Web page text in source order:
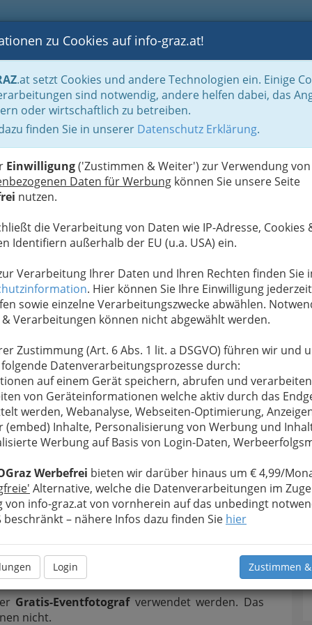
BLOGS FOTOS GASTRONOMIE BRANCHEN
zu Cookies auf info-graz.at!
.at setzt Cookies und andere Technologien ein. Einige
sind notwendig, andere helfen dabei, das
oder wirtschaftlich zu betreiben.
finden Sie in unserer Datenschutz Erklärung.
Einwilligung('Zustimmen & Weiter') zur Verwendung von
Daten für Werbung können Sie unsere Seite
nutzen.
die Verarbeitung von Daten wie IP-Adresse, Cookies
Identifiern außerhalb der EU (u.a. USA) ein.
Verarbeitung Ihrer Daten und Ihren Rechten finden Sie
. Hier können Sie Ihre Einwilligung jederzeit
sowie einzelne Verarbeitungszwecke abwählen.
& Verarbeitungen können nicht abgewählt werden.
Zustimmung (Art. 6 Abs. 1 lit. a DSGVO) führen wir und
Datenverarbeitungsprozesse durch:
auf einem Gerät speichern, abrufen und
von Geräteinformationen welche aktiv durch das
werden, Webanalyse, Webseiten-Optimierung,
(embed) Inhalte, Personalisierung von Werbung und
Werbung auf Basis von Login-Daten,
Werbefrei bieten wir darüber hinaus um € 4,99/
Alternative, welche die Datenverarbeitungen im
von info-graz.at von vornherein auf das unbedingt
beschränkt – nähere Infos dazu finden Sie hier
Login Zustimmen
Veranstaltungen & Events?
gratis drucken
Siein allen Bereichen der Foto-Alben
Festival oder Kindertheater. Graz bietet viel
für Eventfotografie. Wir sindbei den besten
für Sie fest wer oder was immer uns vor die
klicken Sie sicheinfach durch das Album.
und auf dieser Seite unten (nach unserer
zum ersten! Nach den einzelnen Alben gibt es
Thema. Diese können Sie auch direkt über
Jeder und jede kann sie gratis und
einzeln downloadenmüssen, stellen wir Ihnen
zur Verfügung. Schicken Sie einfach einMail an
Regeln unter Attribution-NonCommercial-
) gründlich durch.
oder ohne unser Logo- bequem über DropBox
können Sie die gewünschten Schnappschüsse
(sehr günstig) bei unseren
Fotografen und
Gratis-Eventfotografverwendet werden. Das
nicht.